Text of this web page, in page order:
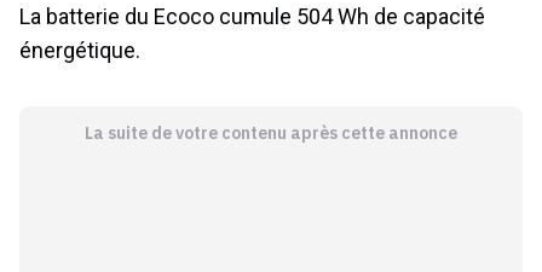
La batterie du Ecoco cumule 504 Wh de capacité
énergétique.
La suite de votre contenu après cette annonce